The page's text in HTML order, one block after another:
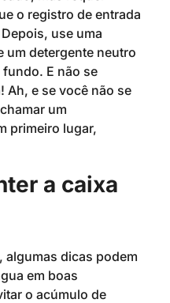
o registro de entrada
use uma
um detergente neutro
fundo. E não se
Ah, e se você não se
um
primeiro lugar,
a caixa
algumas dicas podem
em boas
o acúmulo de